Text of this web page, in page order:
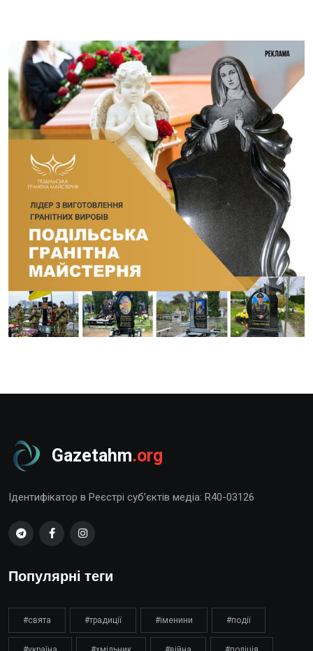
Gazetahm.org
Ідентифікатор в Реєстрі суб’єктів медіа: R40-03126
Популярні теги
#свята #традиції #іменини #події